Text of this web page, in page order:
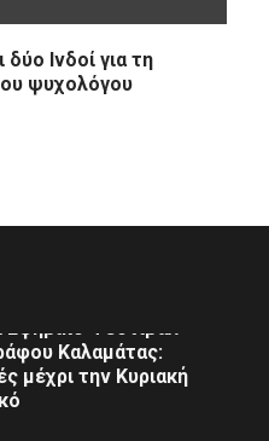
Ινδοί για τη
ψυχολόγου
Γ. Θεοδωρόπουλος:
τη Μεγάλη
Εφηβικό Φεστιβάλ
Καλαμάτας:
μέχρι την Κυριακή